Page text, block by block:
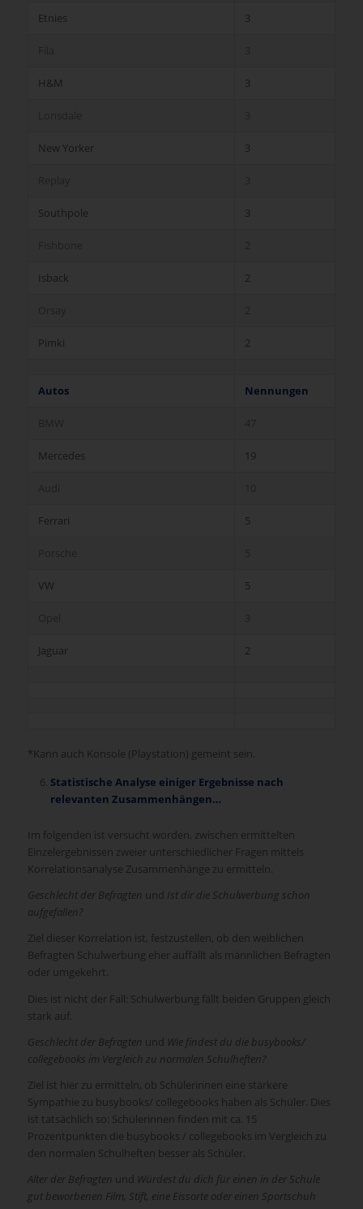
Etnies 3
H&M 3
New Yorker 3
Southpole 3
Isback 2
Pimki 2
Autos Nennungen
Mercedes 19
Ferrari 5
VW 5
Jaguar 2
*Kann auch Konsole (Playstation) gemeint sein.
Statistische Analyse einiger Ergebnisse nach
relevanten Zusammenhängen…
Im folgenden ist versucht worden, zwischen ermittelten
Einzelergebnissen zweier unterschiedlicher Fragen mittels
Korrelationsanalyse Zusammenhänge zu ermitteln.
Geschlecht der Befragten und Ist dir die Schulwerbung schon
aufgefallen?
Ziel dieser Korrelation ist, festzustellen, ob den weiblichen
Befragten Schulwerbung eher auffällt als männlichen Befragten
oder umgekehrt.
Dies ist nicht der Fall: Schulwerbung fällt beiden Gruppen gleich
stark auf.
Geschlecht der Befragten und Wie findest du die busybooks/
collegebooks im Vergleich zu normalen Schulheften?
Ziel ist hier zu ermitteln, ob Schülerinnen eine stärkere
Sympathie zu busybooks/ collegebooks haben als Schüler. Dies
ist tatsächlich so: Schülerinnen finden mit ca. 15
Prozentpunkten die busybooks / collegebooks im Vergleich zu
den normalen Schulheften besser als Schüler.
Alter der Befragten und Würdest du dich für einen in der Schule
gut beworbenen Film, Stift, eine Eissorte oder einen Sportschuh